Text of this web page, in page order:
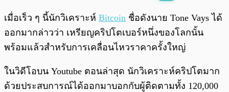
พร้อมเล่น
เมื่อเร็ว ๆ นี้นักวิเคราะห์ Bitcoin ชื่อดังนาย Tone Vays ได้
ออกมากล่าวว่า เหรียญคริปโตเบอร์หนึ่งของโลกนั้น
พร้อมแล้วสำหรับการเคลื่อนไหวราคาครั้งใหญ่
ในวิดีโอบน Youtube ตอนล่าสุด นักวิเคราะห์คริปโตมาก
ด้วยประสบการณ์ได้ออกมาบอกกับผู้ติดตามทั้ง 120,000